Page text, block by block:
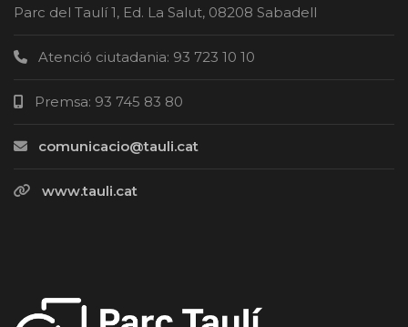
Parc del Taulí 1, Ed. La Salut, 08208 Sabadell
Atenció ciutadania: 93 723 10 10
Premsa: 93 745 83 80
comunicacio@tauli.cat
www.tauli.cat